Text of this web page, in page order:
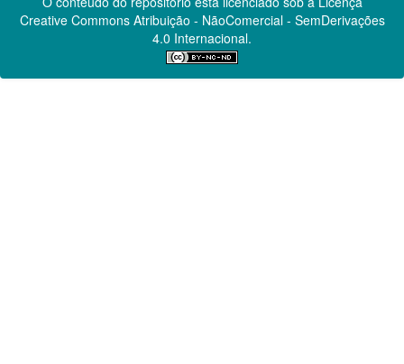
Creative CommonsAtribuição - NãoComercial - SemDerivações
4.0 Internacional.